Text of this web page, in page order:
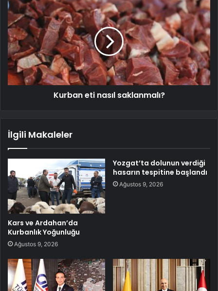
Kurban eti nasıl saklanmalı?
İlgili Makaleler
Kars ve Ardahan’da
Kurbanlık Yoğunluğu
Ağustos 9, 2026
Yozgat’ta dolunun verdiği
hasarın tespitine başlandı
Ağustos 9, 2026